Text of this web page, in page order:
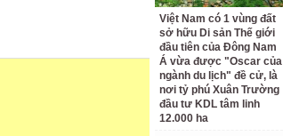
Việt Nam có 1 vùng đất
sở hữu Di sản Thế giới
đầu tiên của Đông Nam
Á vừa được "Oscar của
ngành du lịch" đề cử, là
nơi tỷ phú Xuân Trường
đầu tư KDL tâm linh
12.000 ha